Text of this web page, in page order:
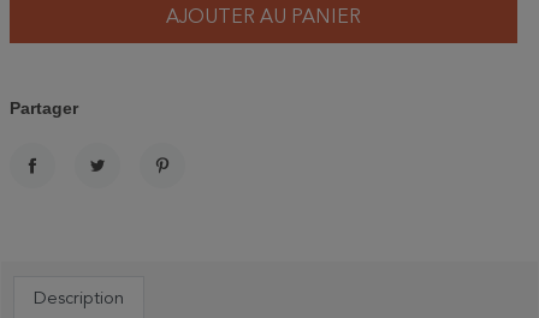
AJOUTER AU PANIER
Partager
Description